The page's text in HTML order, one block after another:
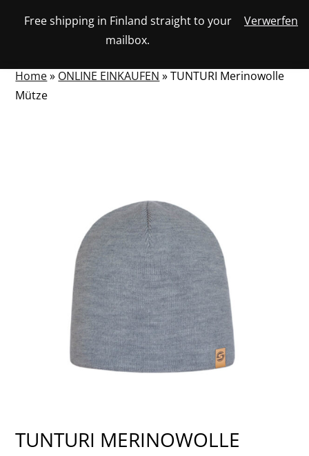
Free shipping in Finland straight to your
mailbox.
Verwerfen
SEARCH
View
CART
Home» ONLINE EINKAUFEN »TUNTURI Merinowolle
Mütze
TUNTURI MERINOWOLLE